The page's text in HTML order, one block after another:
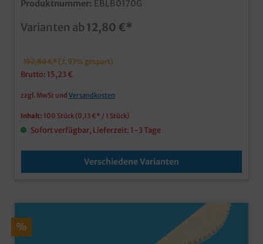
Holzlöffelextrastarke Haptik
Produktnummer: EBLB0170G
Varianten ab 12,80 €*
152,80 €* (3.93% gespart)
Brutto: 15,23 €
zzgl. MwSt und Versandkosten
Inhalt: 100 Stück (0,13 €* / 1 Stück)
Sofort verfügbar, Lieferzeit: 1-3 Tage
Verschiedene Varianten
%